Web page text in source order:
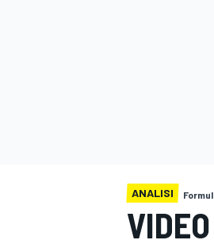
ANALISI